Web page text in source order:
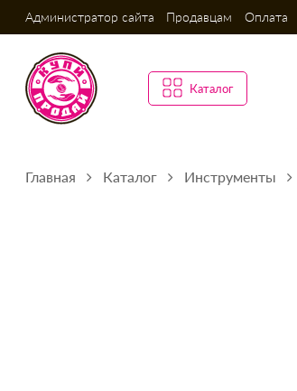
Администратор сайта Продавцам Оплата
Каталог
Главная Каталог Инструменты